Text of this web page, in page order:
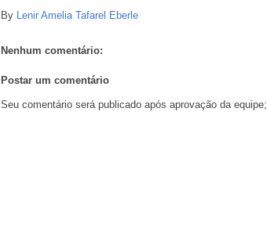
By Lenir Amelia Tafarel Eberle
Nenhum comentário:
Postar um comentário
Seu comentário será publicado após aprovação da equipe;